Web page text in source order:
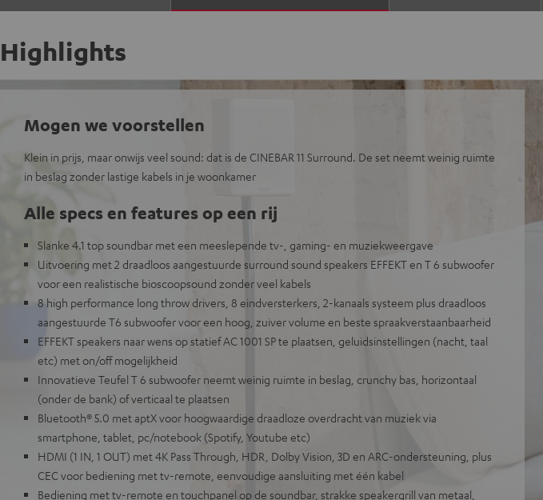
Highlights
Mogen we voorstellen
Klein in prijs, maar onwijs veel sound: dat is de CINEBAR 11 Surround. De set neemt weinig ruimte
in beslag zonder lastige kabels in je woonkamer
Alle specs en features op een rij
Slanke 4.1 top soundbar met een meeslepende tv-, gaming- en muziekweergave
Uitvoering met 2 draadloos aangestuurde surround sound speakers EFFEKT en T 6 subwoofer
voor een realistische bioscoopsound zonder veel kabels
8 high performance long throw drivers, 8 eindversterkers, 2-kanaals systeem plus draadloos
aangestuurde T6 subwoofer voor een hoog, zuiver volume en beste spraakverstaanbaarheid
EFFEKT speakers naar wens op statief AC 1001 SP te plaatsen, geluidsinstellingen (nacht, taal
etc) met on/off mogelijkheid
Innovatieve Teufel T 6 subwoofer neemt weinig ruimte in beslag, crunchy bas, horizontaal
(onder de bank) of verticaal te plaatsen
Bluetooth® 5.0 met aptX voor hoogwaardige draadloze overdracht van muziek via
smartphone, tablet, pc/notebook (Spotify, Youtube etc)
HDMI (1 IN, 1 OUT) met 4K Pass Through, HDR, Dolby Vision, 3D en ARC-ondersteuning, plus
CEC voor bediening met tv-remote, eenvoudige aansluiting met één kabel
Bediening met tv-remote en touchpanel op de soundbar, strakke speakergrill van metaal,